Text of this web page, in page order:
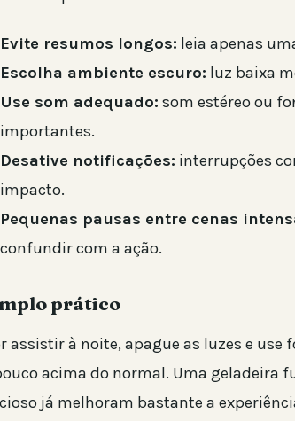
Evite resumos longos: leia apenas
Escolha ambiente escuro: luz baixa
Use som adequado: som estéreo ou
importantes.
Desative notificações: interrupções
impacto.
Pequenas pausas entre cenas
confundir com a ação.
prático
assistir à noite, apague as luzes e use
acima do normal. Uma geladeira
já melhoram bastante a